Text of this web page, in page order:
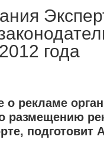
года
о рекламе
размещению
подготовит